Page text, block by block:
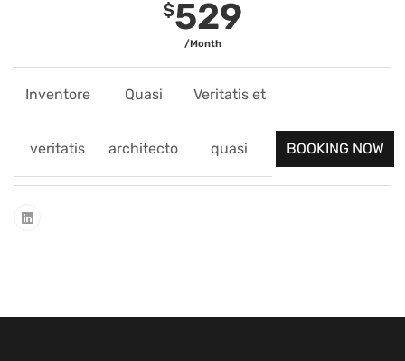
$529
/Month
Inventore
veritatis
Quasi
architecto
Veritatis et
quasi BOOKING NOW